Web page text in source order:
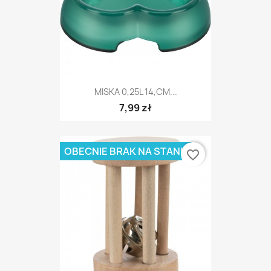
MISKA 0,25L 14,CM...
7,99 zł
OBECNIE BRAK NA STANIEfavorite_border